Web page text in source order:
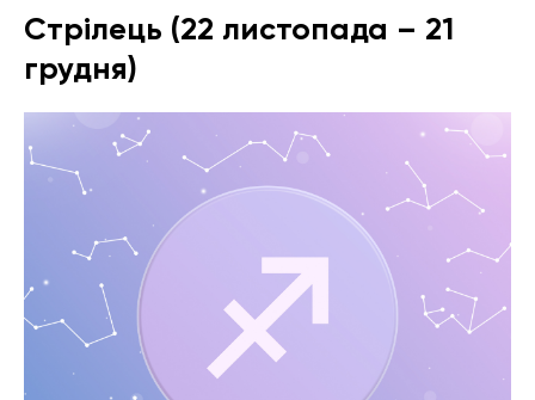
Стрілець (22 листопада – 21
грудня)